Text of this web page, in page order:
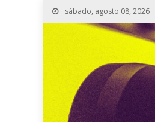
sábado, agosto 08, 2026